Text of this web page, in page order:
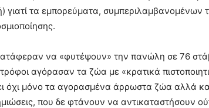
γιατί τα εμπορεύματα, συμπεριλαμβανομένων
να «φυτέψουν» την πανώλη σε 76
αγόρασαν τα ζώα με «κρατικά
όχι μόνο τα αγορασμένα άρρωστα ζώα αλλά
που δε φτάνουν να αντικαταστήσουν